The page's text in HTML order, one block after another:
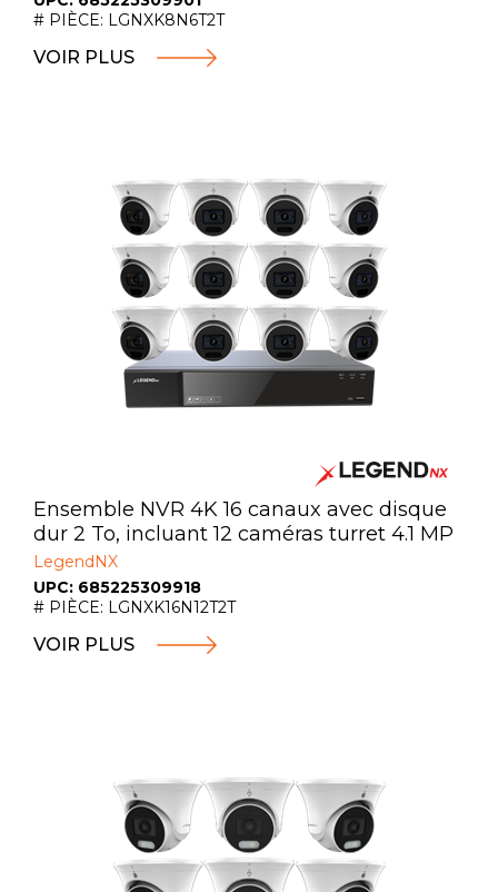
# PIÈCE: LGNXK8N6T2T
VOIR PLUS
Ensemble NVR 4K 16 canaux avec disque
dur 2 To, incluant 12 caméras turret 4.1 MP
LegendNX
UPC: 685225309918
# PIÈCE: LGNXK16N12T2T
VOIR PLUS